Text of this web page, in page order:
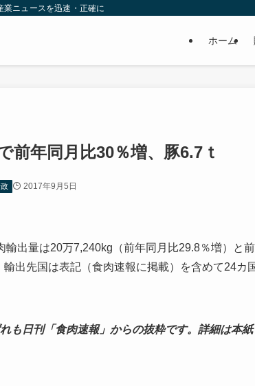
業ニュースを迅速・正確に
ホーム
前年同月比30％増、豚6.7ｔ
2017年9月5日
出量は20万7,240kg（前年同月比29.8％増）と
出先国は表記（食肉速報に掲載）を含めて24カ
も日刊「食肉速報」からの抜粋です。詳細は本紙